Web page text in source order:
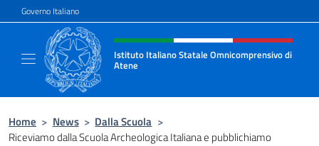
Salta al contenuto
Governo Italiano
Intestazione sito, social e menù
Istituto Italiano Statale Omnicomprensivo di
Atene
Home > News > Dalla Scuola >
Riceviamo dalla Scuola Archeologica Italiana e pubblichiamo